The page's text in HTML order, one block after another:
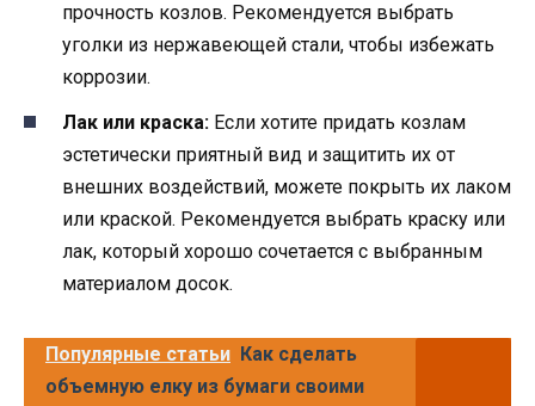
прочность козлов. Рекомендуется выбрать
уголки из нержавеющей стали, чтобы избежать
коррозии.
Лак или краска: Если хотите придать козлам
эстетически приятный вид и защитить их от
внешних воздействий, можете покрыть их лаком
или краской. Рекомендуется выбрать краску или
лак, который хорошо сочетается с выбранным
материалом досок.
Популярные статьи Как сделать
объемную елку из бумаги своими